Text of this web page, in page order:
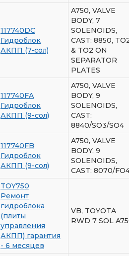
117740DC
Гидроблок
АКПП (7-сол)
A750, VALVE
BODY, 7
SOLENOIDS,
CAST: 8850,
& TO2 ON
SEPARATOR
PLATES
117740FA
Гидроблок
АКПП (9-сол)
A750, VALVE
BODY, 9
SOLENOIDS,
CAST:
8840/SO3/SO4
117740FB
Гидроблок
АКПП (9-сол)
A750, VALVE
BODY, 9
SOLENOIDS,
CAST: 8070/
TOY750
Ремонт
гидроблока
(плиты
управления
АКПП) гарантия
- 6 месяцев
VB, TOYOTA
RWD 7 SOL